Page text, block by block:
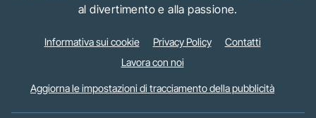
al divertimento e alla passione.
Informativa sui cookie Privacy Policy
Contatti
Lavora con noi
Aggiorna le impostazioni di tracciamento della pubblicità